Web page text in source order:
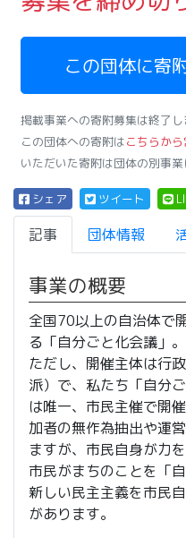
この団体に寄
掲載事業への寄附募集は終了
この団体への寄附はこちらから
いただいた寄附は団体の別事
シェア ツイート
記事 団体情報
事業の概要
全国70以上の自治体で
る「自分ごと化会議」。
ただし、開催主体は行
派）で、私たち「自分
は唯一、市民主催で開
加者の無作為抽出や運
ますが、市民自身が力
市民がまちのことを「
新しい民主主義を市民
があります。